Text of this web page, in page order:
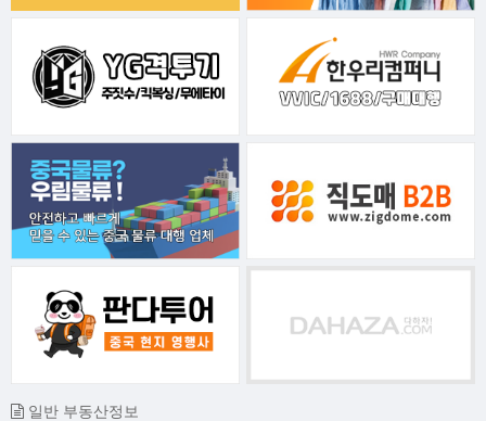
일반 부동산정보